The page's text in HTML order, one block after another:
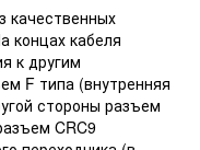
качественных
концах кабеля
к другим
F типа (внутренняя
стороны разъем
CRC9